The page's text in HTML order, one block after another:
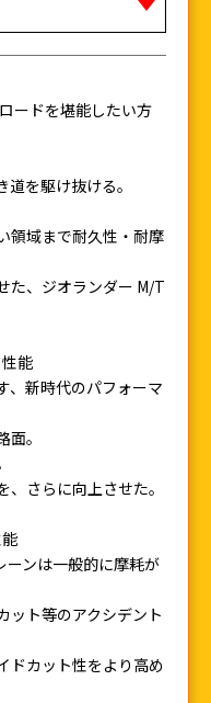
ードを堪能したい方
を駆け抜ける。
領域まで耐久性・耐摩
た、ジオランダー M/T
能
、新時代のパフォーマ
。
さらに向上させた。
ーンは一般的に摩耗が
ット等のアクシデント
ドカット性をより高め